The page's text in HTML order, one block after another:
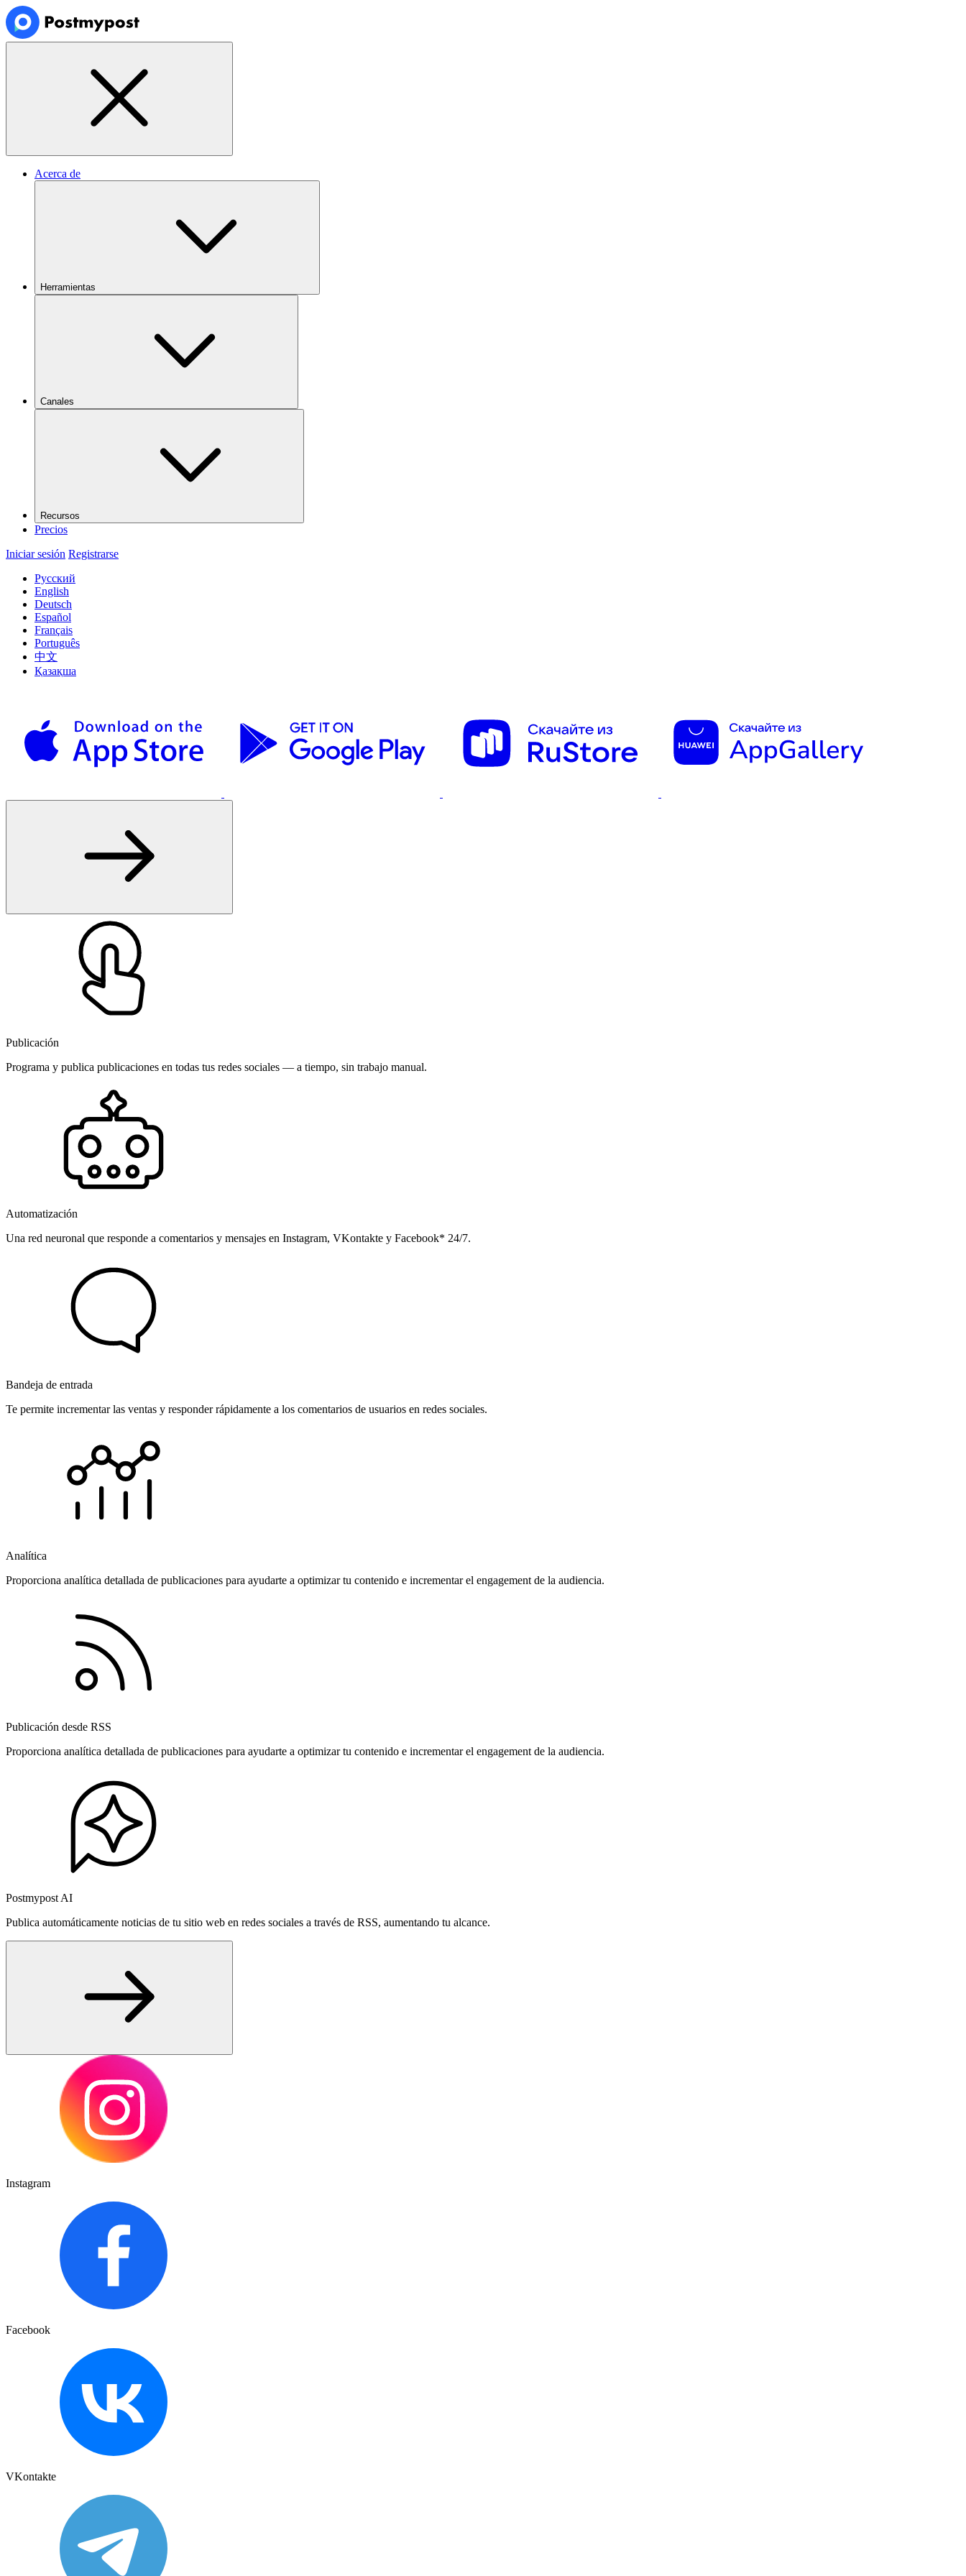
Acerca de
Herramientas
Canales
Recursos
Precios
Iniciar sesión Registrarse
Русский
English
Deutsch
Español
Français
Português
中文
Қазақша
Publicación
Programa y publica publicaciones en todas tus redes sociales — a tiempo, sin trabajo manual.
Automatización
Una red neuronal que responde a comentarios y mensajes en Instagram, VKontakte y Facebook* 24/7.
Bandeja de entrada
Te permite incrementar las ventas y responder rápidamente a los comentarios de usuarios en redes sociales.
Analítica
Proporciona analítica detallada de publicaciones para ayudarte a optimizar tu contenido e incrementar el engagement de la audiencia.
Publicación desde RSS
Proporciona analítica detallada de publicaciones para ayudarte a optimizar tu contenido e incrementar el engagement de la audiencia.
Postmypost AI
Publica automáticamente noticias de tu sitio web en redes sociales a través de RSS, aumentando tu alcance.
Instagram
Facebook
VKontakte